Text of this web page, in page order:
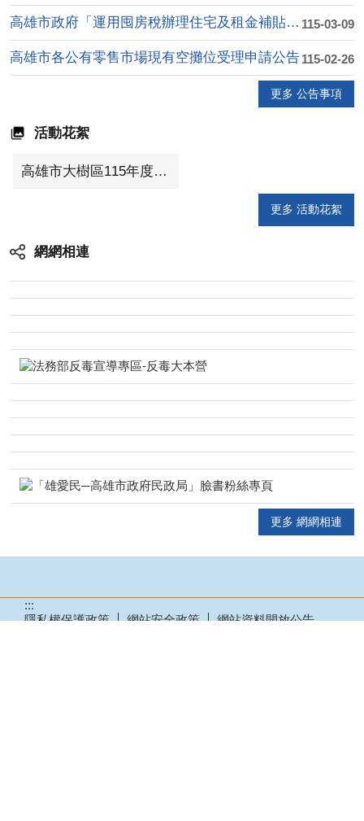
115-03-09
高雄市政府「運用囤房稅辦理住宅及租金補貼計畫」
115-02-26
高雄市各公有零售市場現有空攤位受理申請公告
更多 公告事項
活動花絮
高雄市大樹區115年度慶祝母親節表揚暨宣導珍惜水資源活動
更多 活動花絮
網網相連
更多 網網相連
:::
隱私權保護政策
網站安全政策
網站資料開放公告